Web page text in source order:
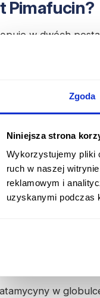
Zgoda
Niniejsza strona
Wykorzystujemy pliki
ruch w naszej
reklamowym i
uzyskanymi podczas
Pimafucin?
w dwóch
tę samą
jak i globulki
z zaleceniami
ginekologiem.
działania
czynna)
polega
Natamycyna
leku
preparatu -
w